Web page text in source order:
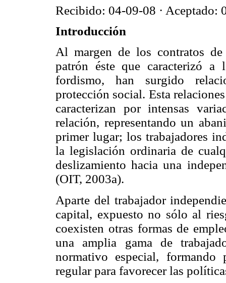
Recibido: 04-09-08 · Aceptado:
Introducción
Al margen de los contratos
patrón éste que caracterizó a
fordismo, han surgido
protección social. Esta
caracterizan por intensas
relación, representando un
primer lugar; los trabajadores
la legislación ordinaria de
deslizamiento hacia una
(OIT, 2003a).
Aparte del trabajador
capital, expuesto no sólo al
coexisten otras formas de
una amplia gama de
normativo especial,
regular para favorecer las